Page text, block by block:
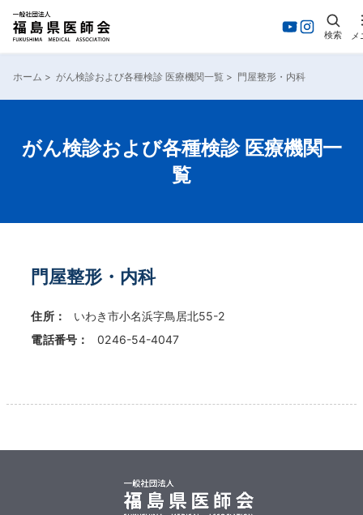
検索 メ
ホーム > がん検診および各種検診 医療機関一覧 > 門屋整形・内科
がん検診および各種検診 医療機関一
覧
門屋整形・内科
住所：
いわき市小名浜字鳥居北55-2
電話番号：
0246-54-4047